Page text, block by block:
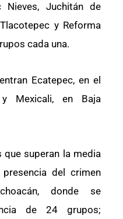
Nieves, Juchitán de
y Reforma
cada una.
Ecatepec, en el
Mexicali, en Baja
superan la media
del crimen
donde se
de 24 grupos;